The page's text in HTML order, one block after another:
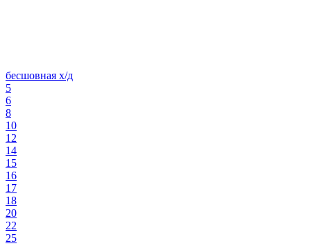
бесшовная х/д
5
6
8
10
12
14
15
16
17
18
20
22
25